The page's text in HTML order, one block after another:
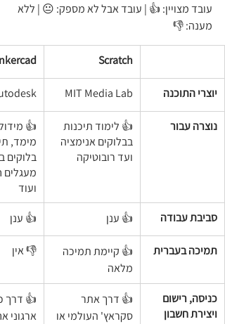
עובד מצויין: 👍 | עובד אבל לא מספק: 😐 | ללא
מענה: 👎
Scratch
יוצרי התוכנה MIT Media Lab
נוצרה עבור
👍 לימוד תיכנות
בבלוקים אנימציה
ועד רובוטיקה
👍
מימד,
בלוקים
ועוד
סביבת עבודה
👍 ענן 👍 ענן
תמיכה בעברית
👍 קיימת תמיכה
מלאה
👎 אין
כניסה, רישום
ויצירת חשבון
👍 דרך אתר
סקראץ' העולמי או
👍 דרך
ארגוני